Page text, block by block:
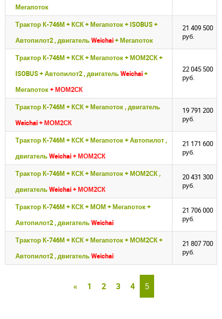
Мегапоток
Трактор К-746М + КСК + Мегапоток + ISOBUS +
Автопилот2 , двигательWeichai+ Мегапоток
21 409 500
руб.
Трактор К-746М + КСК + Мегапоток + МОМ2СК +
ISOBUS + Автопилот2 , двигательWeichai+
Мегапоток+ МОМ2СК
22 045 500
руб.
Трактор К-746М + КСК + Мегапоток , двигатель
Weichai+ МОМ2СК
19 791 200
руб.
Трактор К-746М + КСК + Мегапоток + Автопилот ,
двигательWeichai+ МОМ2СК
21 171 600
руб.
Трактор К-746М + КСК + Мегапоток + МОМ2СК ,
двигательWeichai+ МОМ2СК
20 431 300
руб.
Трактор К-746М + КСК + МОМ + Мегапоток +
Автопилот2 , двигательWeichai
21 706 000
руб.
Трактор К-746М + КСК + Мегапоток + МОМ2СК +
Автопилот2 , двигательWeichai
21 807 700
руб.
« 1 2 3 4 5